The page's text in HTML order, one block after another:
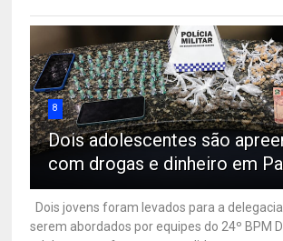
8
Dois adolescentes são
com drogas e dinheiro em
Dois jovens foram levados para a
serem abordados por equipes do 24º BPM